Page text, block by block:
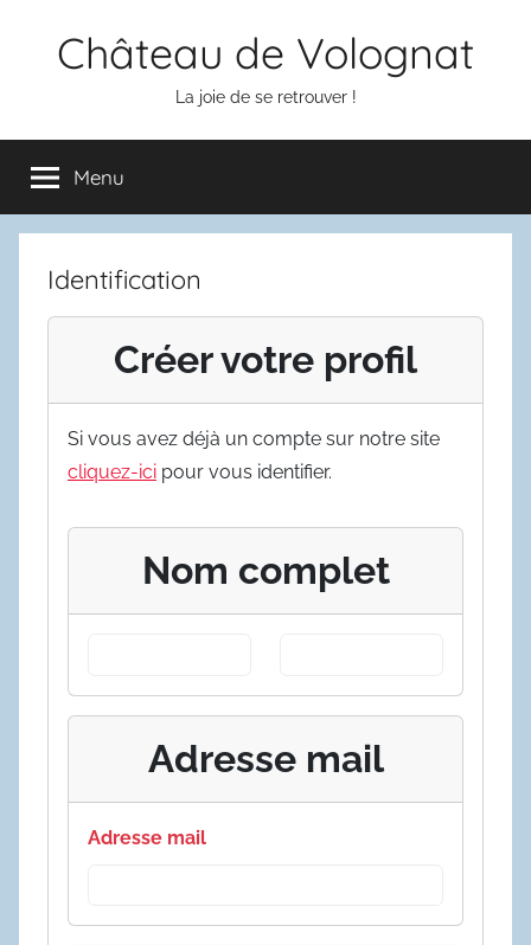
Château de Volognat
La joie de se retrouver !
Menu
Identification
Créer votre profil
Si vous avez déjà un compte sur notre site
cliquez-ici pour vous identifier.
Nom complet
Adresse mail
Adresse mail